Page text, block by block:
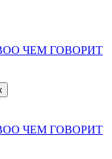
О ЧЕМ ГОВОРИТ
О ЧЕМ ГОВОРИТ